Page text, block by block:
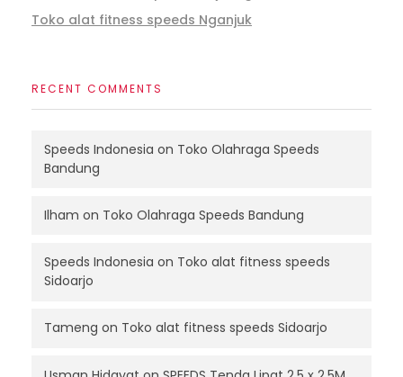
Toko alat fitness speeds Nganjuk
RECENT COMMENTS
Speeds Indonesia on Toko Olahraga Speeds
Bandung
Ilham on Toko Olahraga Speeds Bandung
Speeds Indonesia on Toko alat fitness speeds
Sidoarjo
Tameng on Toko alat fitness speeds Sidoarjo